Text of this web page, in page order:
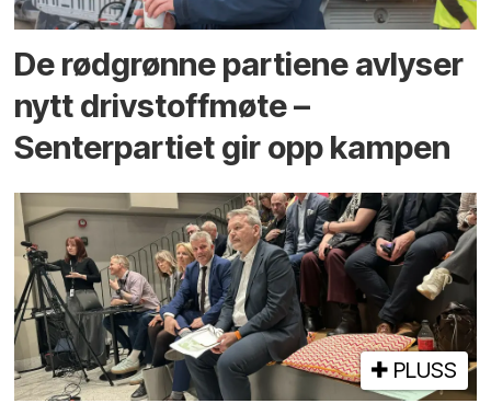
De rødgrønne partiene avlyser
nytt drivstoffmøte –
Senterpartiet gir opp kampen
PLUSS